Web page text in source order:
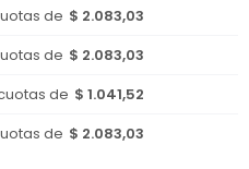
de $ 2.083,03
de $ 2.083,03
de $ 1.041,52
de $ 2.083,03